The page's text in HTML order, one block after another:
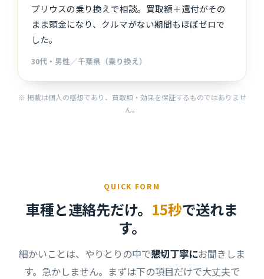
プリウスの乗り換えで相談。買取額＋還付がその
まま頭金になり、クルマがない期間もほぼゼロで
した。
30代・男性／千葉県（乗り換え）
※ 掲載は個人の感想であり、買取額・効果を保証するものではありませ
ん。
QUICK FORM
車種と連絡先だけ。 15秒で送れま
す。
細かいことは、やりとりの中で懇切丁寧にお聞きしま
す。急かしません。まずは下の項目だけで大丈夫で